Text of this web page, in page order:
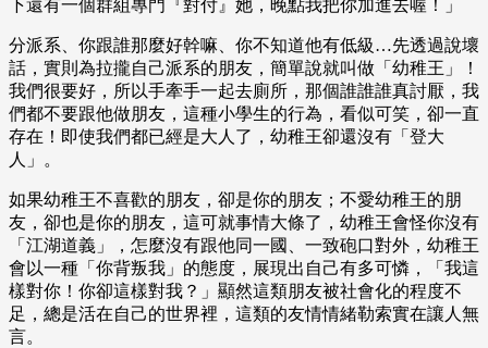
下還有一個群組專門『對付』她，晚點我把你加進去喔！」
分派系、你跟誰那麼好幹嘛、你不知道他有低級…先透過說壞
話，實則為拉攏自己派系的朋友，簡單說就叫做「幼稚王」！
我們很要好，所以手牽手一起去廁所，那個誰誰誰真討厭，我
們都不要跟他做朋友，這種小學生的行為，看似可笑，卻一直
存在！即使我們都已經是大人了，幼稚王卻還沒有「登大
人」。
如果幼稚王不喜歡的朋友，卻是你的朋友；不愛幼稚王的朋
友，卻也是你的朋友，這可就事情大條了，幼稚王會怪你沒有
「江湖道義」，怎麼沒有跟他同一國、一致砲口對外，幼稚王
會以一種「你背叛我」的態度，展現出自己有多可憐，「我這
樣對你！你卻這樣對我？」顯然這類朋友被社會化的程度不
足，總是活在自己的世界裡，這類的友情情緒勒索實在讓人無
言。